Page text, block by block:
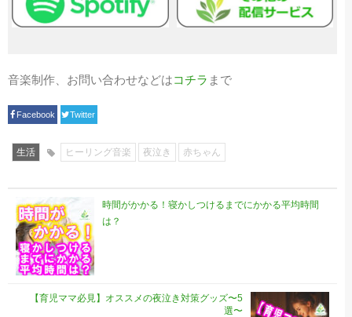
音楽制作、お問い合わせなどはコチラ まで
Facebook Twitter
生活 ヒーリング音楽 夜泣き 赤ちゃん
時間がかかる！寝かしつけるまでにかかる平均時間
は？
【育児ママ必見】オススメの夜泣き対策グッズ〜5
選〜